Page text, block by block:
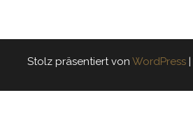
Stolz präsentiert von WordPress |